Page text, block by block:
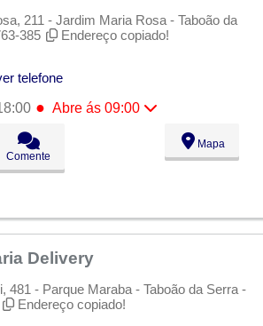
211 - Jardim Maria Rosa - Taboão da
385
Endereço copiado!
telefone
● Abre ás 09:00
- 18:00
- 18:00
- 18:00
Comente
Mapa
Delivery
481 - Parque Maraba - Taboão da Serra -
Endereço copiado!